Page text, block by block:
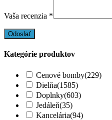
Vaša recenzia *
Kategórie produktov
Cenové bomby(229)
Dielňa(1585)
Doplnky(603)
Jedáleň(35)
Kancelária(94)